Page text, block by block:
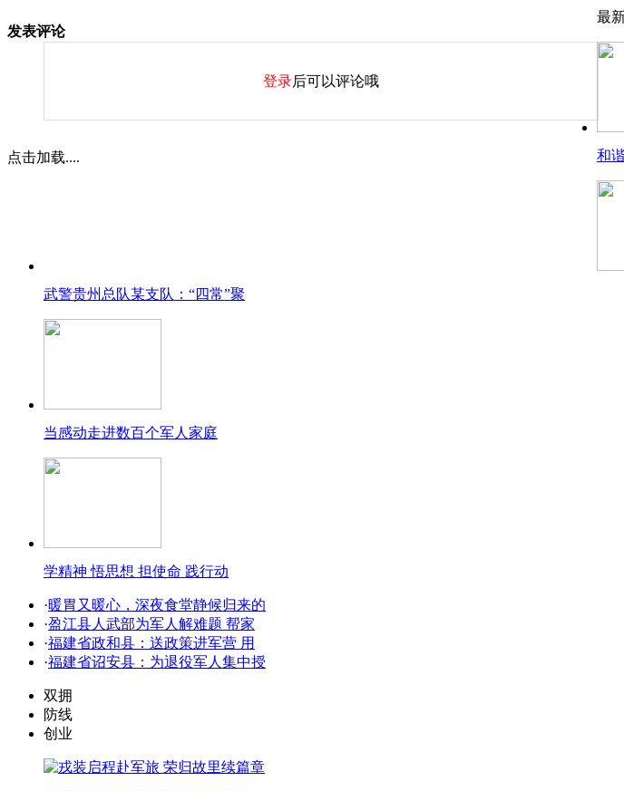
发表评论
登录后可以评论哦
点击加载....
最
和
武警贵州总队某支队：“四常”聚
当感动走进数百个军人家庭
学精神 悟思想 担使命 践行动
·暖胃又暖心，深夜食堂静候归来的
·盈江县人武部为军人解难题 帮家
·福建省政和县：送政策进军营 用
·福建省诏安县：为退役军人集中授
双拥
防线
创业